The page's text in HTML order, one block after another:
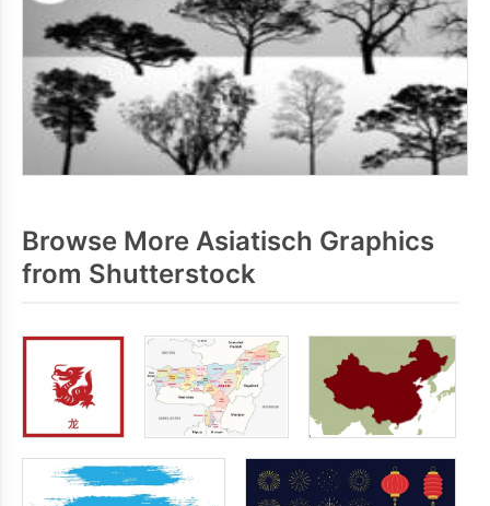
Browse More Asiatisch Graphics
from Shutterstock